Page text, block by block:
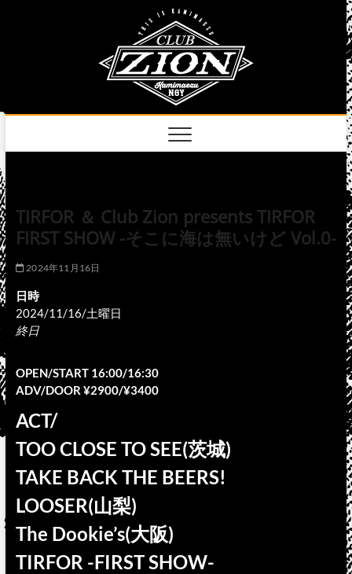
TIRFOR ＆ Club Zion presents TIRFOR
FIRST SHOW -そこに海は無いけど Vol.0-
2024年11月16日
日時
2024/11/16/土曜日
終日
OPEN/START 16:00/16:30
ADV/DOOR ¥2900/¥3400
ACT/
TOO CLOSE TO SEE(茨城)
TAKE BACK THE BEERS!
LOOSER(山梨)
The Dookie’s(大阪)
TIRFOR -FIRST SHOW-